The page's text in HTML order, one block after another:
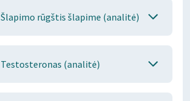
Šlapimo rūgštis šlapime (analitė)
Testosteronas (analitė)